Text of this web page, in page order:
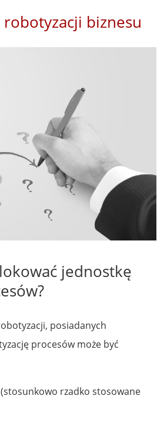
biznesu
jednostkę
posiadanych
procesów może być
rzadko stosowane